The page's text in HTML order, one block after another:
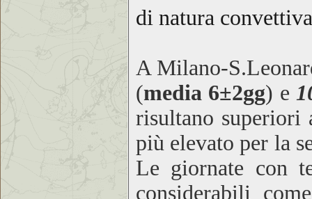
di natura
A Milano-
(media 6±2gg) e
risultano superiori
più elevato per la
Le giornate con
considerabili